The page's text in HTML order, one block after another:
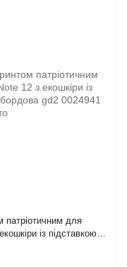
патріотичним для
із підставкою